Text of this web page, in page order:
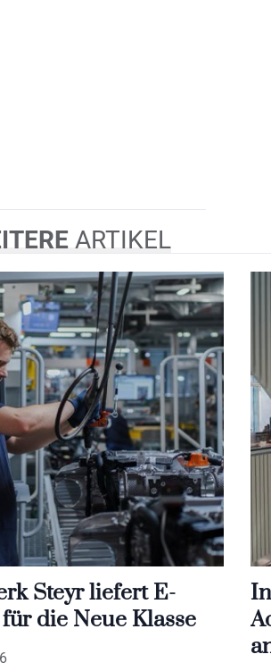
ARTIKEL
Steyr liefert E-
die Neue Klasse